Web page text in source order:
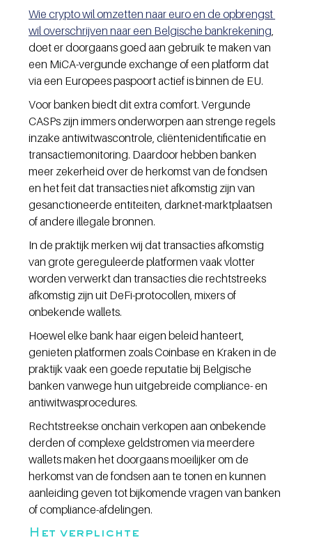
Wie crypto wil omzetten naar euro en de opbrengst
wil overschrijven naar een Belgische bankrekening
doet er doorgaans goed aan gebruik te maken van
een MiCA-vergunde exchange of een platform dat
via een Europees paspoort actief is binnen de EU.
Voor banken biedt dit extra comfort. Vergunde
CASPs zijn immers onderworpen aan strenge regels
inzake antiwitwascontrole, cliëntenidentificatie en
transactiemonitoring. Daardoor hebben banken
meer zekerheid over de herkomst van de fondsen
en het feit dat transacties niet afkomstig zijn van
gesanctioneerde entiteiten, darknet-marktplaatsen
of andere illegale bronnen.
In de praktijk merken wij dat transacties afkomstig
van grote gereguleerde platformen vaak vlotter
worden verwerkt dan transacties die rechtstreeks
afkomstig zijn uit DeFi-protocollen, mixers of
onbekende wallets.
Hoewel elke bank haar eigen beleid hanteert,
genieten platformen zoals Coinbase en Kraken in de
praktijk vaak een goede reputatie bij Belgische
banken vanwege hun uitgebreide compliance- en
antiwitwasprocedures.
Rechtstreekse onchain verkopen aan onbekende
derden of complexe geldstromen via meerdere
wallets maken het doorgaans moeilijker om de
herkomst van de fondsen aan te tonen en kunnen
aanleiding geven tot bijkomende vragen van banken
of compliance-afdelingen.
Het verplichte